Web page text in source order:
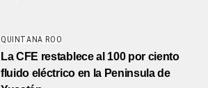
QUINTANA ROO
La CFE restablece al 100 por ciento
fluido eléctrico en la Peninsula de